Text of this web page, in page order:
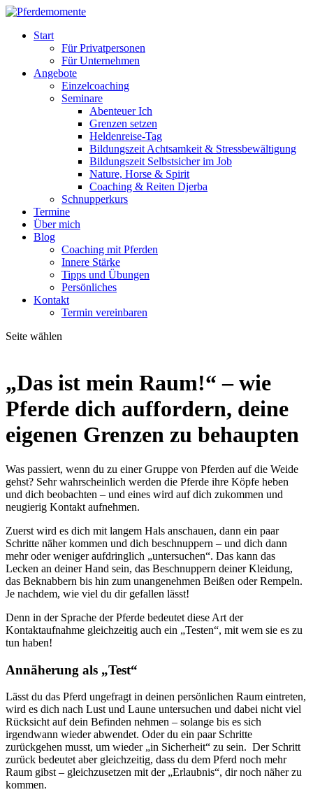
Start
Für Privatpersonen
Für Unternehmen
Angebote
Einzelcoaching
Seminare
Abenteuer Ich
Grenzen setzen
Heldenreise-Tag
Bildungszeit Achtsamkeit & Stressbewältigung
Bildungszeit Selbstsicher im Job
Nature, Horse & Spirit
Coaching & Reiten Djerba
Schnupperkurs
Termine
Über mich
Blog
Coaching mit Pferden
Innere Stärke
Tipps und Übungen
Persönliches
Kontakt
Termin vereinbaren
Seite wählen
„Das ist mein Raum!“ – wie
Pferde dich auffordern, deine
eigenen Grenzen zu behaupten
Was passiert, wenn du zu einer Gruppe von Pferden auf die Weide
gehst? Sehr wahrscheinlich werden die Pferde ihre Köpfe heben
und dich beobachten – und eines wird auf dich zukommen und
neugierig Kontakt aufnehmen.
Zuerst wird es dich mit langem Hals anschauen, dann ein paar
Schritte näher kommen und dich beschnuppern – und dich dann
mehr oder weniger aufdringlich „untersuchen“. Das kann das
Lecken an deiner Hand sein, das Beschnuppern deiner Kleidung,
das Beknabbern bis hin zum unangenehmen Beißen oder Rempeln.
Je nachdem, wie viel du dir gefallen lässt!
Denn in der Sprache der Pferde bedeutet diese Art der
Kontaktaufnahme gleichzeitig auch ein „Testen“, mit wem sie es zu
tun haben!
Annäherung als „Test“
Lässt du das Pferd ungefragt in deinen persönlichen Raum eintreten,
wird es dich nach Lust und Laune untersuchen und dabei nicht viel
Rücksicht auf dein Befinden nehmen – solange bis es sich
irgendwann wieder abwendet. Oder du ein paar Schritte
zurückgehen musst, um wieder „in Sicherheit“ zu sein. Der Schritt
zurück bedeutet aber gleichzeitig, dass du dem Pferd noch mehr
Raum gibst – gleichzusetzen mit der „Erlaubnis“, dir noch näher zu
kommen.